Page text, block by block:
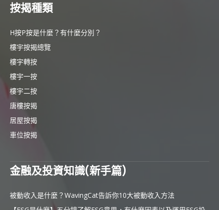
按揭種類
H按P按是什麼？有什麼分別？
樓宇按揭總覽
樓宇轉按
樓宇一按
樓宇二按
唐樓按揭
居屋按揭
車位按揭
金融及投資知識(新手篇)
被動收入是什麼？WavingCat告訴你10大被動收入方法